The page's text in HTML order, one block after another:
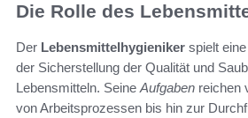
Die Rolle des
Der Lebensmittelhygieniker spielt
der Sicherstellung der Qualität und
Lebensmitteln. Seine Aufgaben reichen
von Arbeitsprozessen bis hin zur